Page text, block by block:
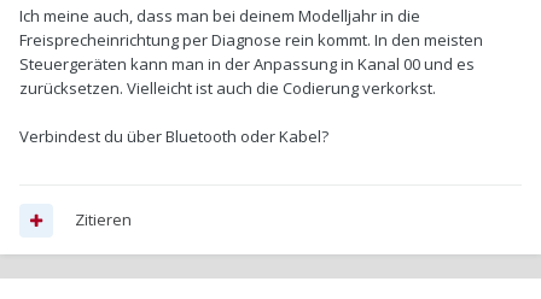
Ich meine auch, dass man bei deinem Modelljahr in die
Freisprecheinrichtung per Diagnose rein kommt. In den meisten
Steuergeräten kann man in der Anpassung in Kanal 00 und es
zurücksetzen. Vielleicht ist auch die Codierung verkorkst.
Verbindest du über Bluetooth oder Kabel?
Zitieren